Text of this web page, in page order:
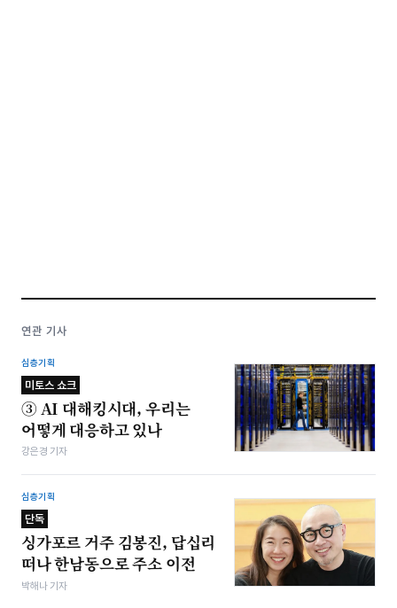
연관 기사
심층기획
미토스 쇼크
③ AI 대해킹시대, 우리는
어떻게 대응하고 있나
강은경 기자
심층기획
단독
싱가포르 거주 김봉진, 답십리
떠나 한남동으로 주소 이전
박해나 기자